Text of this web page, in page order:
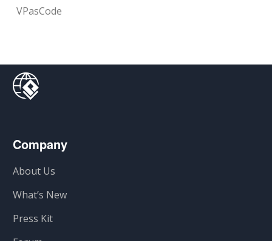
VPasCode
Company
About Us
What’s New
Press Kit